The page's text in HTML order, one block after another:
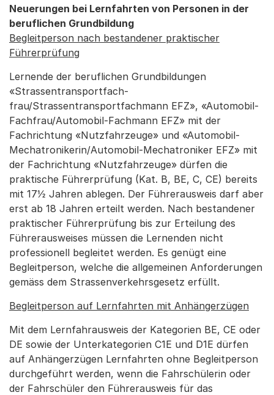
Neuerungen bei Lernfahrten von Personen in der
beruflichen Grundbildung
Begleitperson nach bestandener praktischer
Führerprüfung
Lernende der beruflichen Grundbildungen
«Strassentransportfach­
frau/Strassentransportfachmann EFZ», «Automobil-
Fachfrau/Automobil-Fachmann EFZ» mit der
Fachrichtung «Nutzfahrzeuge» und «Automobil-
Mecha­tro­nikerin/Auto­mobil-Mechatroniker EFZ» mit
der Fachrichtung «Nutzfahrzeuge» dürfen die
praktische Führerprüfung (Kat. B, BE, C, CE) bereits
mit 17½ Jahren ablegen. Der Führerausweis darf aber
erst ab 18 Jahren erteilt werden. Nach bestandener
praktischer Führerprüfung bis zur Erteilung des
Führerausweises müssen die Lernenden nicht
professionell begleitet werden. Es genügt eine
Begleit­person, welche die allgemeinen Anforderungen
gemäss dem Strassen­ver­kehrsgesetz erfüllt.
Begleitperson auf Lernfahrten mit Anhängerzügen
Mit dem Lernfahrausweis der Kategorien BE, CE oder
DE sowie der Unterkategorien C1E und D1E dürfen
auf Anhängerzügen Lernfahrten ohne Begleitperson
durchgeführt werden, wenn die Fahrschülerin oder
der Fahrschüler den Führerausweis für das